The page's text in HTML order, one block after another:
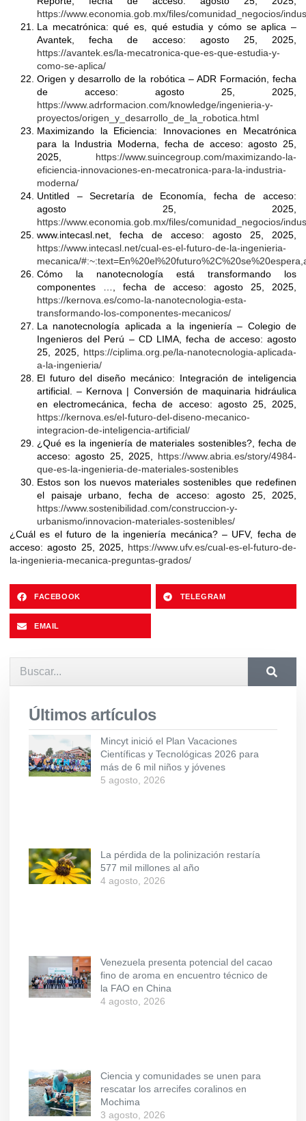
https://www.economia.gob.mx/files/comunidad_negocios/
La mecatrónica: qué es, qué estudia y cómo se aplica –
Avantek, fecha de acceso: agosto 25, 2025,
https://avantek.es/la-mecatronica-que-es-que-estudia-y-
como-se-aplica/
Origen y desarrollo de la robótica – ADR Formación, fecha
de acceso: agosto 25, 2025,
https://www.adrformacion.com/knowledge/ingenieria-y-
proyectos/origen_y_desarrollo_de_la_robotica.html
Maximizando la Eficiencia: Innovaciones en Mecatrónica
para la Industria Moderna, fecha de acceso: agosto 25,
2025, https://www.suincegroup.com/maximizando-la-
eficiencia-innovaciones-en-mecatronica-para-la-industria-
moderna/
Untitled – Secretaría de Economía, fecha de acceso:
agosto 25, 2025,
https://www.economia.gob.mx/files/comunidad_negocios/
www.intecasl.net, fecha de acceso: agosto 25, 2025,
https://www.intecasl.net/cual-es-el-futuro-de-la-ingenieria-
mecanica/
Cómo la nanotecnología está transformando los
componentes …, fecha de acceso: agosto 25, 2025,
https://kernova.es/como-la-nanotecnologia-esta-
transformando-los-componentes-mecanicos/
La nanotecnología aplicada a la ingeniería – Colegio de
Ingenieros del Perú – CD LIMA, fecha de acceso: agosto
25, 2025, https://ciplima.org.pe/la-nanotecnologia-aplicada-
a-la-ingenieria/
El futuro del diseño mecánico: Integración de inteligencia
artificial. – Kernova | Conversión de maquinaria hidráulica
en electromecánica, fecha de acceso: agosto 25, 2025,
https://kernova.es/el-futuro-del-diseno-mecanico-
integracion-de-inteligencia-artificial/
¿Qué es la ingeniería de materiales sostenibles?, fecha de
acceso: agosto 25, 2025, https://www.abria.es/story/4984-
que-es-la-ingenieria-de-materiales-sostenibles
Estos son los nuevos materiales sostenibles que redefinen
el paisaje urbano, fecha de acceso: agosto 25, 2025,
https://www.sostenibilidad.com/construccion-y-
urbanismo/innovacion-materiales-sostenibles/
¿Cuál es el futuro de la ingeniería mecánica? – UFV, fecha de
acceso: agosto 25, 2025, https://www.ufv.es/cual-es-el-futuro-de-
la-ingenieria-mecanica-preguntas-grados/
FACEBOOK TELEGRAM
EMAIL
Últimos artículos
Mincyt inició el Plan Vacaciones
Científicas y Tecnológicas 2026 para
más de 6 mil niños y jóvenes
5 agosto, 2026
La pérdida de la polinización restaría
577 mil millones al año
4 agosto, 2026
Venezuela presenta potencial del cacao
fino de aroma en encuentro técnico de
la FAO en China
4 agosto, 2026
Ciencia y comunidades se unen para
rescatar los arrecifes coralinos en
Mochima
3 agosto, 2026